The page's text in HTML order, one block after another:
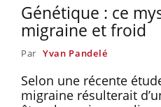
Génétique : ce
migraine et froid
Par Yvan Pandelé
Selon une récente
migraine résulterait